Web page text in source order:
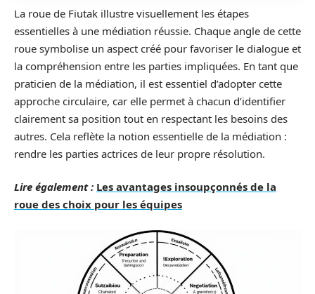
La roue de Fiutak illustre visuellement les étapes
essentielles à une médiation réussie. Chaque angle de cette
roue symbolise un aspect créé pour favoriser le dialogue et
la compréhension entre les parties impliquées. En tant que
praticien de la médiation, il est essentiel d’adopter cette
approche circulaire, car elle permet à chacun d’identifier
clairement sa position tout en respectant les besoins des
autres. Cela reflète la notion essentielle de la médiation :
rendre les parties actrices de leur propre résolution.
Lire également : Les avantages insoupçonnés de la
roue des choix pour les équipes